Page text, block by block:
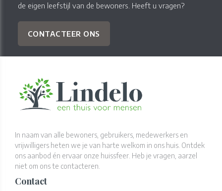
de eigen leefstijl van de bewoners. Heeft u vragen?
CONTACTEER ONS
In naam van alle bewoners, gebruikers, medewerkers en
vrijwilligers heten we je van harte welkom in ons huis. Ontdek
ons aanbod én ervaar onze huissfeer. Heb je vragen, aarzel
niet om ons te contacteren.
Contact